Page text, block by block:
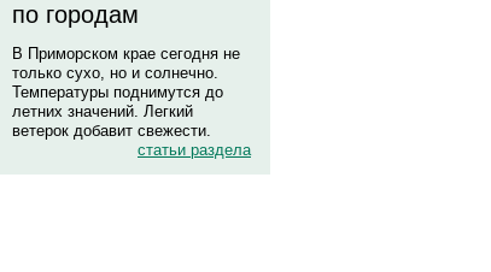
по городам
В Приморском крае сегодня не
только сухо, но и солнечно.
Температуры поднимутся до
летних значений. Легкий
ветерок добавит свежести.
статьи раздела